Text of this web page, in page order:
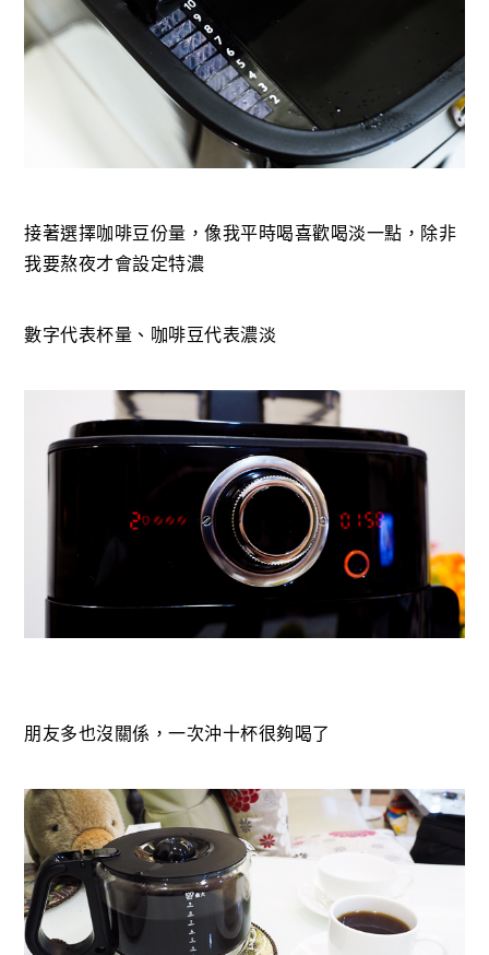
接著選擇咖啡豆份量，像我平時喝喜歡喝淡一點，除非
我要熬夜才會設定特濃
數字代表杯量、咖啡豆代表濃淡
朋友多也沒關係，一次沖十杯很夠喝了